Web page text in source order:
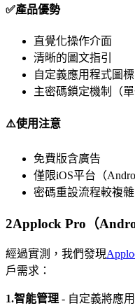
✅產品優勢
直覺化操作介面
清晰的圖文指引
自定義應用程式圖標
主密碼鎖定機制（
⚠️使用注意
免費版含廣告
僅限iOS平台（
密碼重設流程較複
2Applock Pro（
經過實測，我們發現
戶需求：
1.智能管理 - 自定義將應